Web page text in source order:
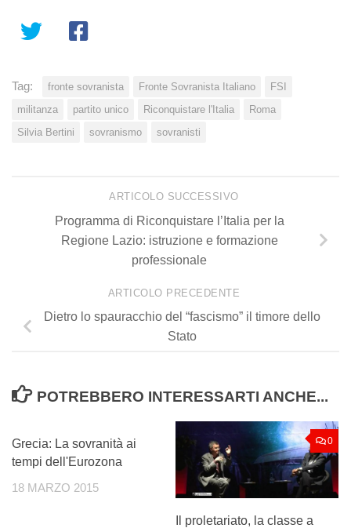
Tag: fronte sovranista Fronte Sovranista Italiano
FSI
militanza
partito unico Riconquistare l'Italia
Roma
Silvia Bertini
sovranismo sovranisti
ARTICOLO SUCCESSIVO
Programma di Riconquistare l’Italia per la
Regione Lazio: istruzione e formazione
professionale
ARTICOLO PRECEDENTE
Dietro lo spauracchio del “fascismo” il timore dello
Stato
POTREBBERO INTERESSARTI ANCHE...
Grecia: La sovranità ai
tempi dell'Eurozona
18 MARZO 2015
0
Il proletariato, la classe a